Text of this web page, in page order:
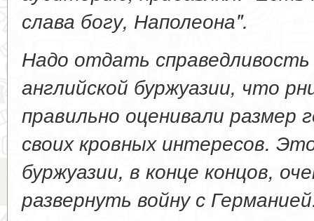
слава богу, Наполеона".
Надо отдать
английской буржуазии, что
правильно оценивали размер
своих кровных интересов.
буржуазии, в конце концов,
развернуть войну с